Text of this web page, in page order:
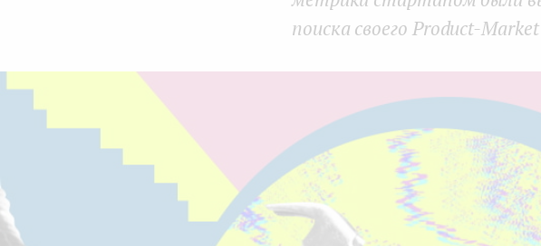
поиска своего Product-